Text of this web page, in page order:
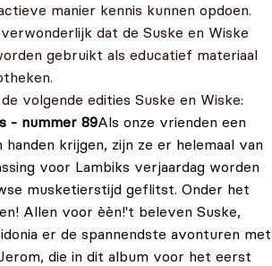
manier kennis kunnen opdoen.
dat de Suske en Wiske
gebruikt als educatief materiaal
volgende edities Suske en Wiske:
- nummer 89Als onze vrienden een
krijgen, zijn ze er helemaal van
voor Lambiks verjaardag worden
musketierstijd geflitst. Onder het
Allen voor èèn!'t beleven Suske,
er de spannendste avonturen met
die in dit album voor het eerst